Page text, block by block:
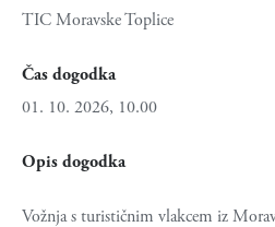
TIC Moravske Toplice
Čas dogodka
01. 10. 2026, 10.00
Opis dogodka
Vožnja s turističnim vlakcem iz